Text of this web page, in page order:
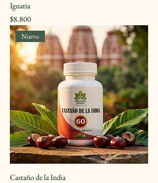
Ignatia
Precio
$8.800
Nuevo
Castaño de la India